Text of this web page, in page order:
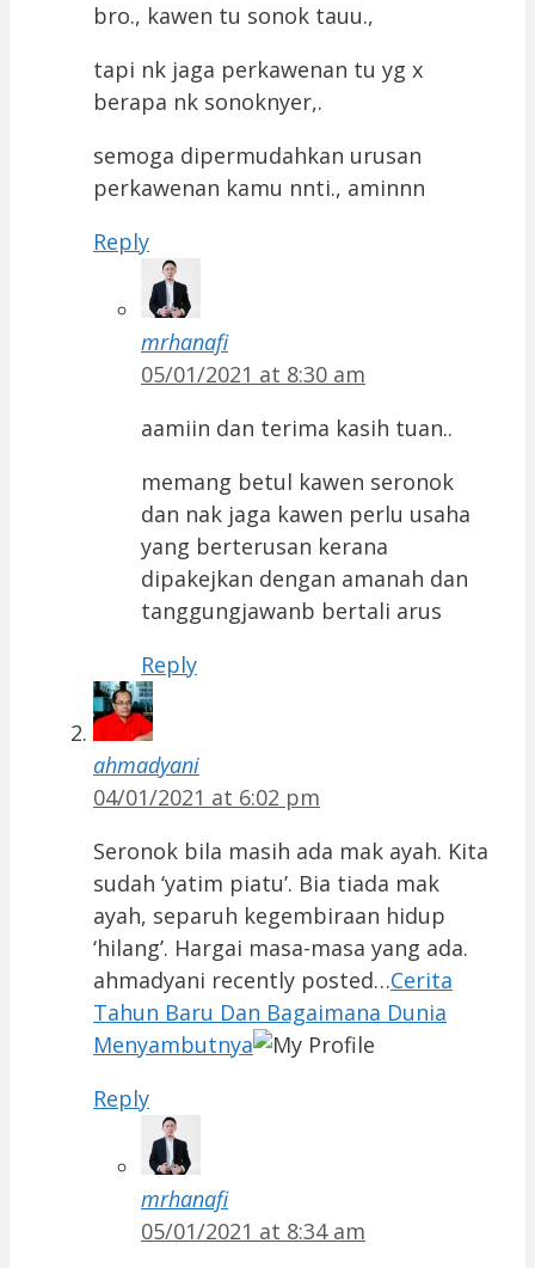
bro., kawen tu sonok tauu.,
tapi nk jaga perkawenan tu yg x
berapa nk sonoknyer,.
semoga dipermudahkan urusan
perkawenan kamu nnti., aminnn
Reply
mrhanafi
05/01/2021 at 8:30 am
aamiin dan terima kasih tuan..
memang betul kawen seronok
dan nak jaga kawen perlu usaha
yang berterusan kerana
dipakejkan dengan amanah dan
tanggungjawanb bertali arus
Reply
ahmadyani
04/01/2021 at 6:02 pm
Seronok bila masih ada mak ayah. Kita
sudah ‘yatim piatu’. Bia tiada mak
ayah, separuh kegembiraan hidup
‘hilang’. Hargai masa-masa yang ada.
ahmadyani recently posted…Cerita
Tahun Baru Dan Bagaimana Dunia
Menyambutnya
Reply
mrhanafi
05/01/2021 at 8:34 am